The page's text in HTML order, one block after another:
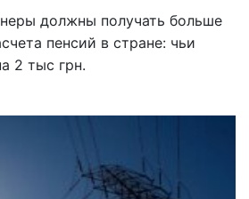
должны получать больше
пенсий в стране: чьи
2 тыс грн.